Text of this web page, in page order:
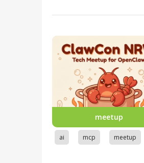
meetup
ai mcp meetup